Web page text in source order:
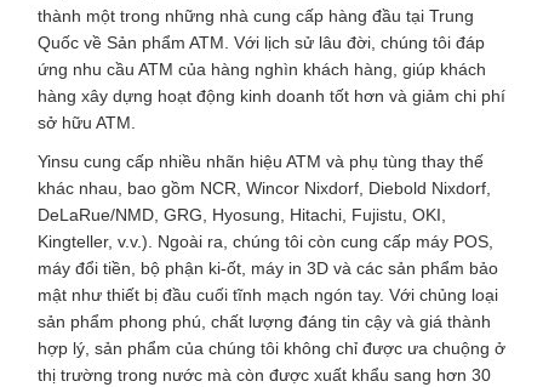
thành một trong những nhà cung cấp hàng đầu tại Trung
Quốc về Sản phẩm ATM. Với lịch sử lâu đời, chúng tôi đáp
ứng nhu cầu ATM của hàng nghìn khách hàng, giúp khách
hàng xây dựng hoạt động kinh doanh tốt hơn và giảm chi phí
sở hữu ATM.
Yinsu cung cấp nhiều nhãn hiệu ATM và phụ tùng thay thế
khác nhau, bao gồm NCR, Wincor Nixdorf, Diebold Nixdorf,
DeLaRue/NMD, GRG, Hyosung, Hitachi, Fujistu, OKI,
Kingteller, v.v.). Ngoài ra, chúng tôi còn cung cấp máy POS,
máy đổi tiền, bộ phận ki-ốt, máy in 3D và các sản phẩm bảo
mật như thiết bị đầu cuối tĩnh mạch ngón tay. Với chủng loại
sản phẩm phong phú, chất lượng đáng tin cậy và giá thành
hợp lý, sản phẩm của chúng tôi không chỉ được ưa chuộng ở
thị trường trong nước mà còn được xuất khẩu sang hơn 30